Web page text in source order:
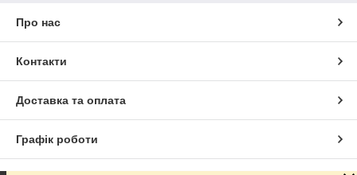
Про нас
Контакти
Доставка та оплата
Графік роботи